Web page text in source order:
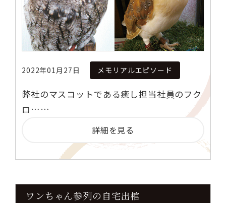
2022年01月27日 メモリアルエピソード
弊社のマスコットである癒し担当社員のフク
ロ……
詳細を見る
ワンちゃん参列の自宅出棺